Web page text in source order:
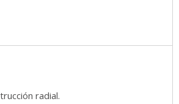
radial.